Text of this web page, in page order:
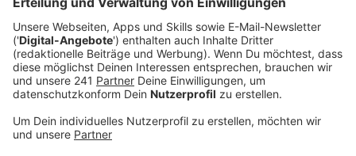
Ärzte sehen sich nicht als Kontrollinstanz der
Schulen
Anzeige
Die "Überwachung" von Patientinnen und Patienten